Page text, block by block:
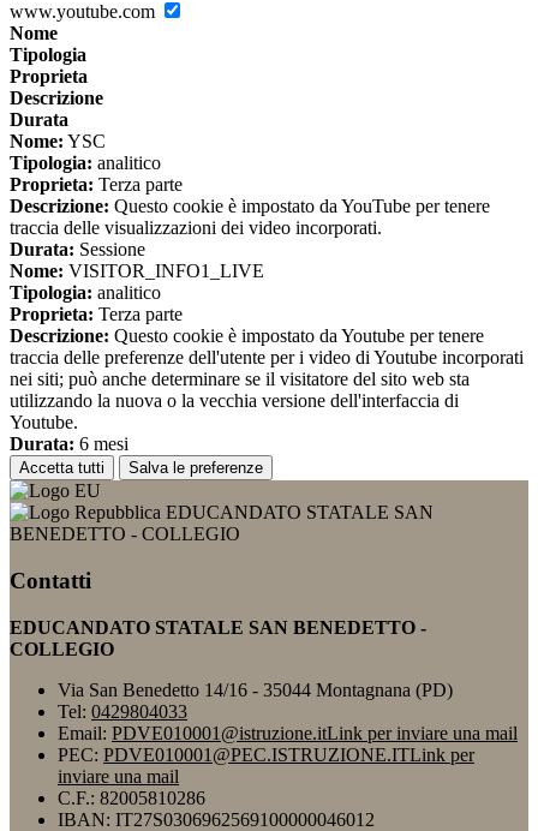
www.youtube.com
Nome
Tipologia
Proprieta
Descrizione
Durata
Nome: YSC
Tipologia: analitico
Proprieta: Terza parte
Descrizione: Questo cookie è impostato da YouTube per tenere
traccia delle visualizzazioni dei video incorporati.
Durata: Sessione
Nome: VISITOR_INFO1_LIVE
Tipologia: analitico
Proprieta: Terza parte
Descrizione: Questo cookie è impostato da Youtube per tenere
traccia delle preferenze dell'utente per i video di Youtube incorporati
nei siti; può anche determinare se il visitatore del sito web sta
utilizzando la nuova o la vecchia versione dell'interfaccia di
Youtube.
Durata: 6 mesi
Accetta tutti Salva le preferenze
EDUCANDATO STATALE SAN
BENEDETTO - COLLEGIO
Contatti
EDUCANDATO STATALE SAN BENEDETTO -
COLLEGIO
Via San Benedetto 14/16 - 35044 Montagnana (PD)
Tel: 0429804033
Email: PDVE010001@istruzione.itLink per inviare una mail
PEC: PDVE010001@PEC.ISTRUZIONE.ITLink per
inviare una mail
C.F.: 82005810286
IBAN: IT27S0306962569100000046012